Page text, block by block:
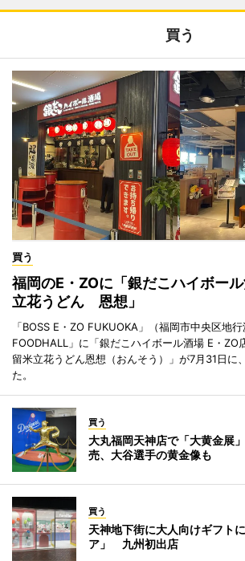
買う
買う
福岡のE・ZOに「銀だこハイボー
立花うどん 恩想」
「BOSS E・ZO FUKUOKA」（福岡市中央区地
FOODHALL」に「銀だこハイボール酒場 E・ZO
留米立花うどん恩想（おんそう）」が7月31日に
た。
買う
大丸福岡天神店で「大黄金展
売、大谷選手の黄金像も
買う
天神地下街に大人向けギフト
ア」 九州初出店